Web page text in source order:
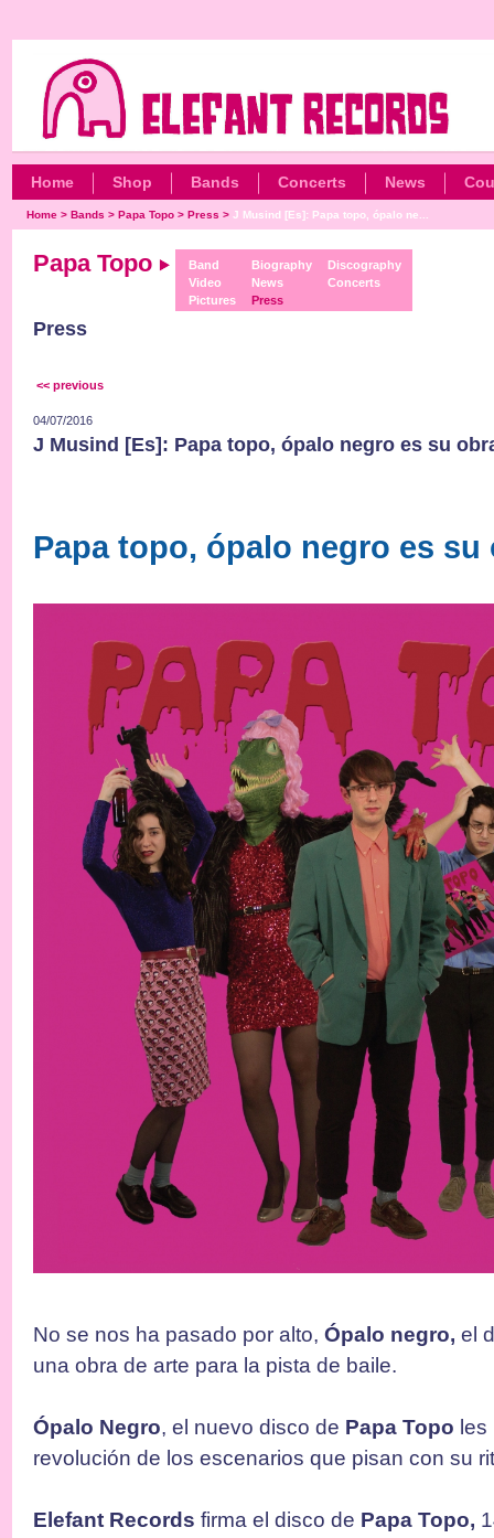
Home Shop Bands Concerts News
Home> Bands > Papa Topo> Press > J Musind [Es]: Papa topo, ópalo ne...
Papa Topo
Band
Video
Pictures
Biography
News
Press
Discography
Concerts
Press
<< previous
04/07/2016
J Musind [Es]: Papa topo, ópalo negro es su
Papa topo, ópalo negro es su
No se nos ha pasado por alto, Ópalo negro, el
una obra de arte para la pista de baile.
Ópalo Negro, el nuevo disco de Papa Topo
revolución de los escenarios que pisan con su
Elefant Records firma el disco de Papa Topo,